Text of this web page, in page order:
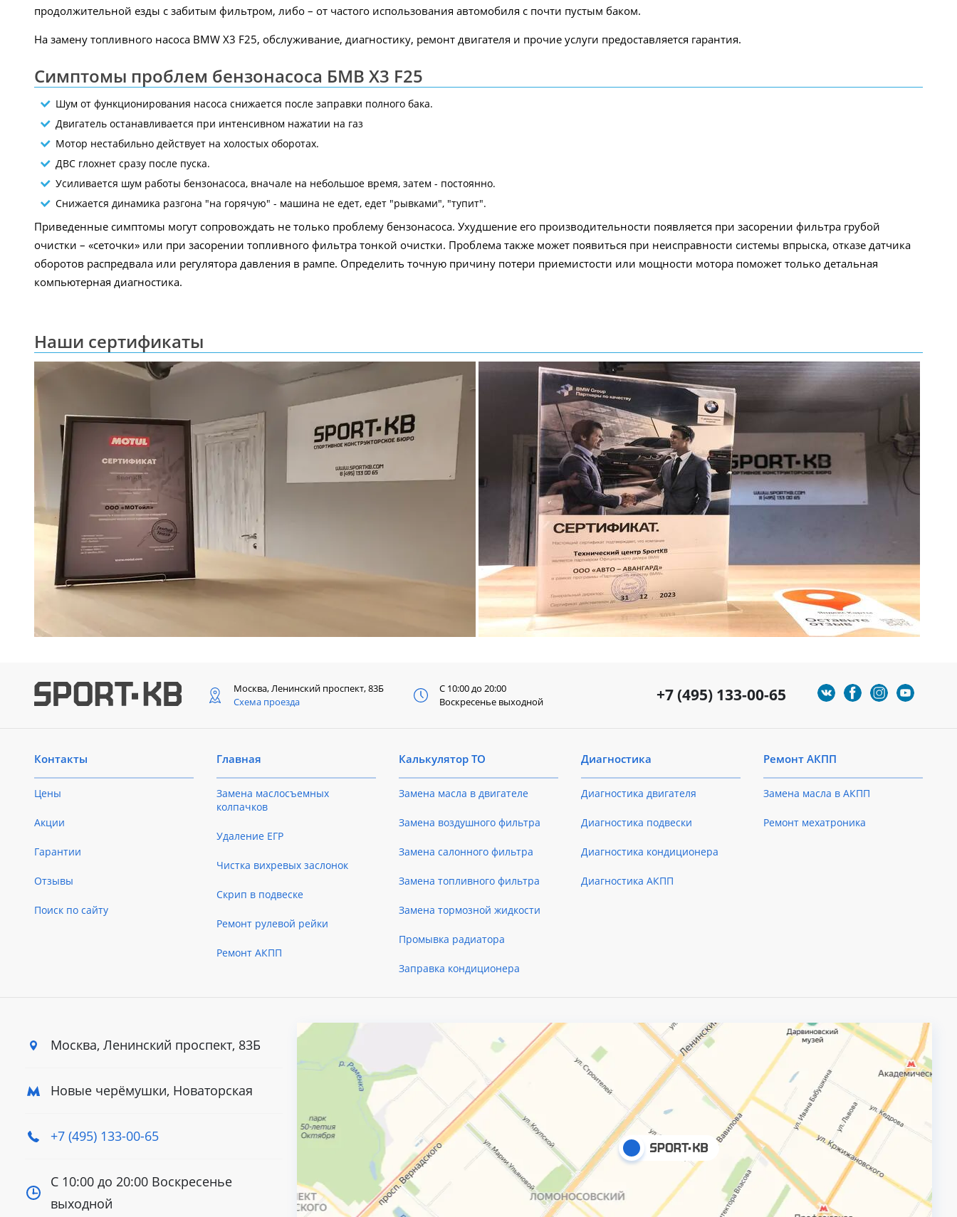
продолжительной езды с забитым фильтром, либо – от частого использования автомобиля с почти пустым баком.
На замену топливного насоса BMW X3 F25, обслуживание, диагностику, ремонт двигателя и прочие услуги предоставляется гарантия.
Симптомы проблем бензонасоса БМВ X3 F25
Шум от функционирования насоса снижается после заправки полного бака.
Двигатель останавливается при интенсивном нажатии на газ
Мотор нестабильно действует на холостых оборотах.
ДВС глохнет сразу после пуска.
Усиливается шум работы бензонасоса, вначале на небольшое время, затем - постоянно.
Снижается динамика разгона "на горячую" - машина не едет, едет "рывками", "тупит".
Приведенные симптомы могут сопровождать не только проблему бензонасоса. Ухудшение его производительности появляется при засорении фильтра грубой
очистки – «сеточки» или при засорении топливного фильтра тонкой очистки. Проблема также может появиться при неисправности системы впрыска, отказе датчика
оборотов распредвала или регулятора давления в рампе. Определить точную причину потери приемистости или мощности мотора поможет только детальная
компьютерная диагностика.
Наши сертификаты
+7 (495) 133-00-65
Москва, Ленинский проспект, 83Б
Схема проезда
С 10:00 до 20:00
Воскресенье выходной
Контакты
Цены
Акции
Гарантии
Отзывы
Поиск по сайту
Главная
Замена маслосъемных
колпачков
Удаление ЕГР
Чистка вихревых заслонок
Скрип в подвеске
Ремонт рулевой рейки
Ремонт АКПП
Калькулятор ТО
Замена масла в двигателе
Замена воздушного фильтра
Замена салонного фильтра
Замена топливного фильтра
Замена тормозной жидкости
Промывка радиатора
Заправка кондиционера
Диагностика
Диагностика двигателя
Диагностика подвески
Диагностика кондиционера
Диагностика АКПП
Ремонт АКПП
Замена масла в АКПП
Ремонт мехатроника
Москва, Ленинский проспект, 83Б
Новые черёмушки, Новаторская
+7 (495) 133-00-65
С 10:00 до 20:00 Воскресенье
выходной